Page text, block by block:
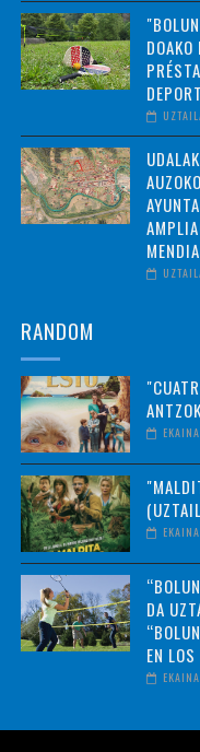
RANDOM
DA
EN